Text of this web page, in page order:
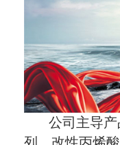
公司主导